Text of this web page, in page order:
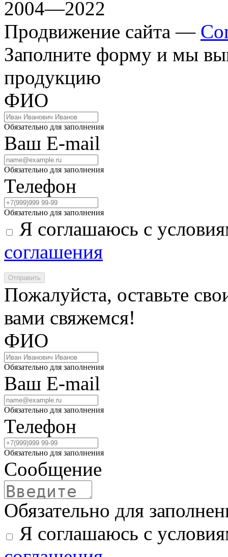
2004—2022
Продвижение сайта —
Заполните форму и мы
продукцию
ФИО
Обязательно для заполнения
Ваш E-mail
Обязательно для заполнения
Телефон
Обязательно для заполнения
Я соглашаюсь с
соглашения
Отправить
Пожалуйста, оставьте
вами свяжемся!
ФИО
Обязательно для заполнения
Ваш E-mail
Обязательно для заполнения
Телефон
Обязательно для заполнения
Сообщение
Обязательно для
Я соглашаюсь с